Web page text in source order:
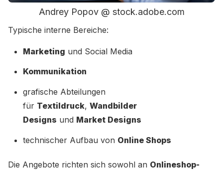
Andrey Popov @ stock.adobe.com
Typische interne Bereiche:
Marketing und Social Media
Kommunikation
grafische Abteilungen
für Textildruck, Wandbilder
Designs und Market Designs
technischer Aufbau von Online Shops
Die Angebote richten sich sowohl an Onlineshop-